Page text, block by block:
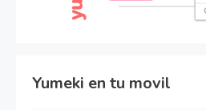
Yumeki en tu movil